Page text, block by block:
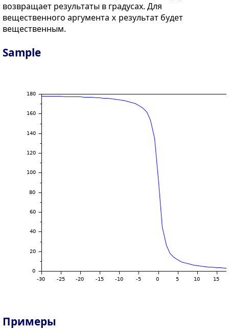
возвращает результаты в градусах. Для
вещественного аргумента x результат будет
вещественным.
Sample
Примеры